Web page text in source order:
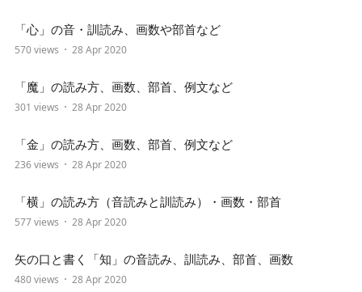
「心」の音・訓読み、画数や部首など
570 views 28 Apr 2020
「魔」の読み方、画数、部首、例文など
301 views 28 Apr 2020
「金」の読み方、画数、部首、例文など
236 views 28 Apr 2020
「横」の読み方（音読みと訓読み）・画数・部首
577 views 28 Apr 2020
矢の口と書く「知」の音読み、訓読み、部首、画数
480 views 28 Apr 2020